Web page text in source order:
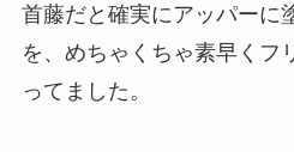
首藤だと確実にアッパーに
を、めちゃくちゃ素早くフ
ってました。